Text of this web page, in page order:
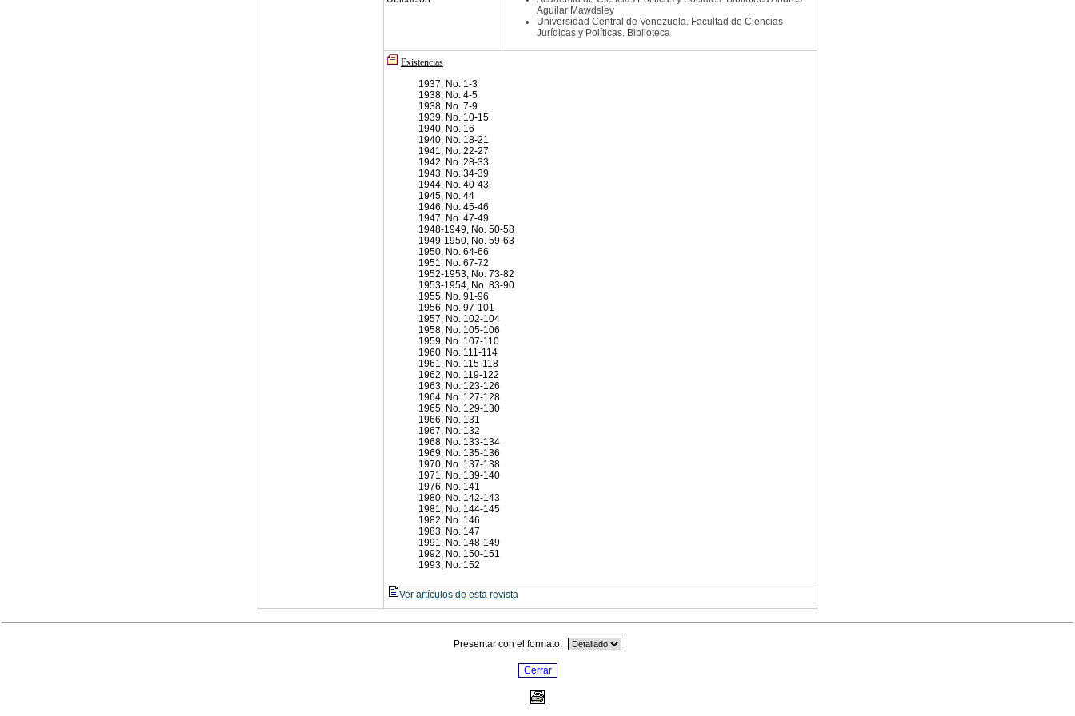
Aguilar Mawdsley
Universidad Central de Venezuela. Facultad de Ciencias
Jurídicas y Políticas. Biblioteca
Existencias
1937, No. 1-3
1938, No. 4-5
1938, No. 7-9
1939, No. 10-15
1940, No. 16
1940, No. 18-21
1941, No. 22-27
1942, No. 28-33
1943, No. 34-39
1944, No. 40-43
1945, No. 44
1946, No. 45-46
1947, No. 47-49
1948-1949, No. 50-58
1949-1950, No. 59-63
1950, No. 64-66
1951, No. 67-72
1952-1953, No. 73-82
1953-1954, No. 83-90
1955, No. 91-96
1956, No. 97-101
1957, No. 102-104
1958, No. 105-106
1959, No. 107-110
1960, No. 111-114
1961, No. 115-118
1962, No. 119-122
1963, No. 123-126
1964, No. 127-128
1965, No. 129-130
1966, No. 131
1967, No. 132
1968, No. 133-134
1969, No. 135-136
1970, No. 137-138
1971, No. 139-140
1976, No. 141
1980, No. 142-143
1981, No. 144-145
1982, No. 146
1983, No. 147
1991, No. 148-149
1992, No. 150-151
1993, No. 152
Ver artículos de esta revista
Presentar con el formato: